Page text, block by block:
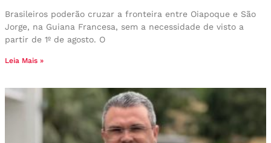
Brasileiros poderão cruzar a fronteira entre Oiapoque e São
Jorge, na Guiana Francesa, sem a necessidade de visto a
partir de 1º de agosto. O
Leia Mais »